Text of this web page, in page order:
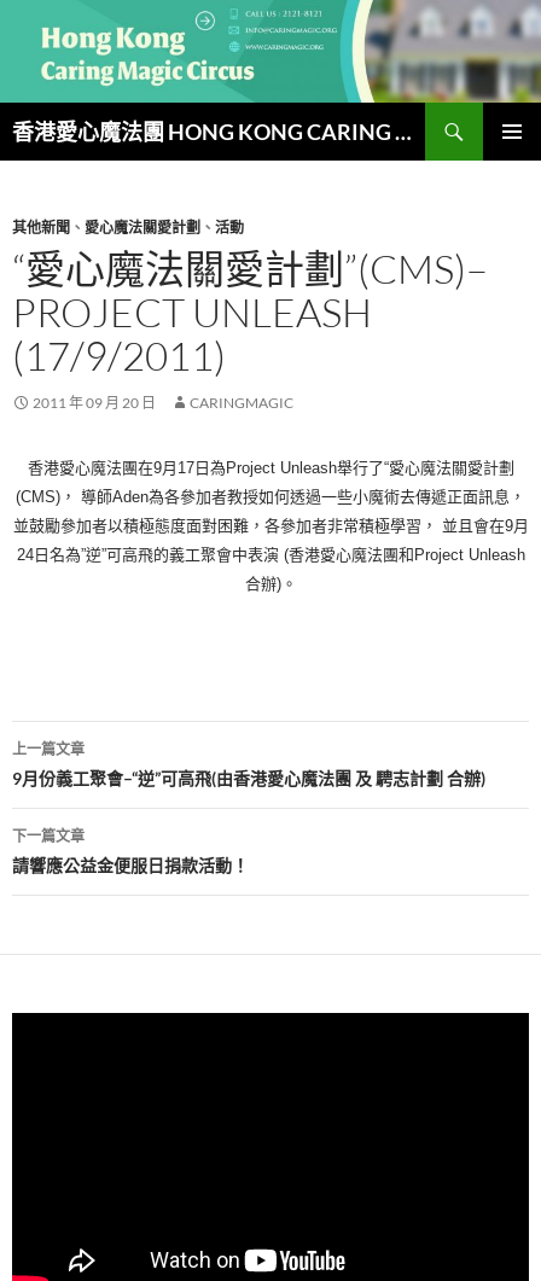
要
內
容
香港愛心魔法團 HONG KONG CARING MAGIC CIRCUS
搜
尋
其他新聞 、 愛心魔法關愛計劃 、 活動
“愛心魔法關愛計劃”(CMS)–
PROJECT UNLEASH
(17/9/2011)
2011 年 09 月 20 日 CARINGMAGIC
香港愛心魔法團在9月17日為Project Unleash舉行了“愛心魔法關愛計劃
(CMS)， 導師Aden為各參加者教授如何透過一些小魔術去傳遞正面訊息，
並鼓勵參加者以積極態度面對困難， 各參加者非常積極學習， 並且會在9月
24日 名為”逆”可高飛的義工聚會中表演 (香港愛心魔法團和 Project Unleash
合辦)。
文
章
導
覽
上一篇文章
9月份義工聚會–“逆”可高飛(由香港愛心魔法團 及 騁志計劃 合辦)
下一篇文章
請響應公益金便服日捐款活動！